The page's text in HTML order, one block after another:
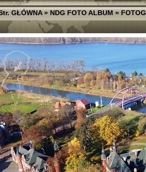
GŁÓWNA»NDG FOTO ALBUM»